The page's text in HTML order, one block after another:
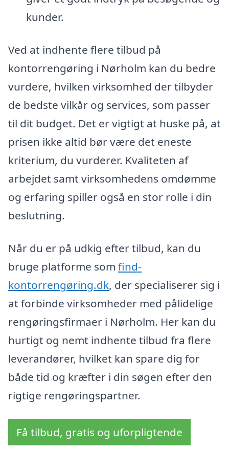
kunder.
Ved at indhente flere tilbud på
kontorrengøring i Nørholm kan du bedre
vurdere, hvilken virksomhed der tilbyder
de bedste vilkår og services, som passer
til dit budget. Det er vigtigt at huske på, at
prisen ikke altid bør være det eneste
kriterium, du vurderer. Kvaliteten af
arbejdet samt virksomhedens omdømme
og erfaring spiller også en stor rolle i din
beslutning.
Når du er på udkig efter tilbud, kan du
bruge platforme som find-
kontorrengøring.dk, der specialiserer sig i
at forbinde virksomheder med pålidelige
rengøringsfirmaer i Nørholm. Her kan du
hurtigt og nemt indhente tilbud fra flere
leverandører, hvilket kan spare dig for
både tid og kræfter i din søgen efter den
rigtige rengøringspartner.
Få tilbud, gratis og uforpligtende